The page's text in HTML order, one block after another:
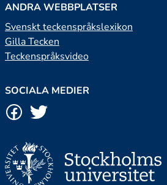
ANDRA WEBBPLATSER
Svenskt teckenspråkslexikon
Gilla Tecken
Teckenspråksvideo
SOCIALA MEDIER